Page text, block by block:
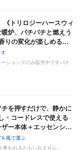
《トリロジーハースウィ
炉、パチパチと燃えう
りの変化が楽しめる…
す
ションズのみ販売中ですパチ
チを押すだけで、静かに
・コードレスで使える
ザー本体＋エッセンシ…
を風で運ぶ
われるかもしれません。